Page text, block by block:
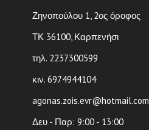
Ζηνοπούλου 1, 2ος όροφος
ΤΚ 36100, Καρπενήσι
τηλ. 2237300599
κιν. 6974944104
agonas.zois.evr@hotmail.com
Δευ - Παρ: 9:00 - 13:00